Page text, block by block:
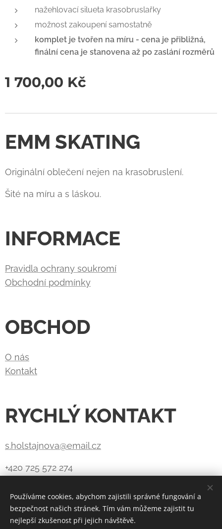
nažehlovací silueta krasobruslařky
možnost zakoupení samostatně
komplet je tvořen na míru - cena je přibližná,
finální cena je stanovena až po zaslání rozměrů
1 700,00 Kč
EMM SKATING
Originální oblečení nejen na krasobruslení.
Šité na míru a s láskou.
INFORMACE
Pravidla ochrany soukromí
Obchodní podmínky
OBCHOD
O nás
Kontakt
RYCHLÝ KONTAKT
s.holstajnova@email.cz
+420 725 572 274
Vytvořeno službouWebnode Cookies
Používáme cookies, abychom zajistili správné fungování a
bezpečnost našich stránek. Tím vám můžeme zajistit tu
nejlepší zkušenost při jejich návštěvě.